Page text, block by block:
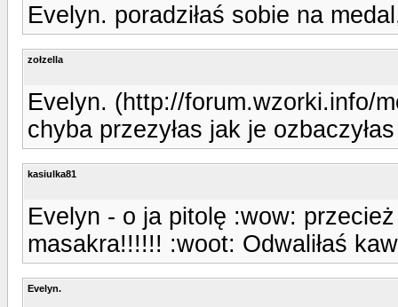
Evelyn. poradziłaś sobie na
zołzella
Evelyn. (http://forum.wzorki.info/
chyba przezyłas jak je
kasiulka81
Evelyn - o ja pitolę :wow:
masakra!!!!!! :woot: Odwaliłaś
Evelyn.